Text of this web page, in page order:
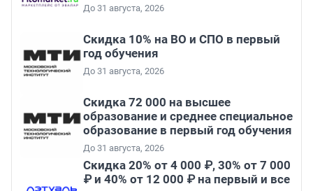
До 31 августа, 2026
Скидка 10% на ВО и СПО в первый
год обучения
До 31 августа, 2026
Скидка 72 000 на высшее
образование и среднее специальное
образование в первый год обучения
До 31 августа, 2026
Скидка 20% от 4 000 ₽, 30% от 7 000
₽ и 40% от 12 000 ₽ на первый и все